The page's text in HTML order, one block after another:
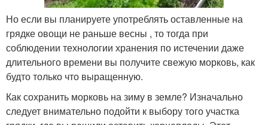
Но если вы планируете употреблять оставленные на
грядке овощи не раньше весны , то тогда при
соблюдении технологии хранения по истечении даже
длительного времени вы получите свежую морковь, как
будто только что выращенную.
Как сохранить морковь на зиму в земле? Изначально
следует внимательно подойти к выбору того участка